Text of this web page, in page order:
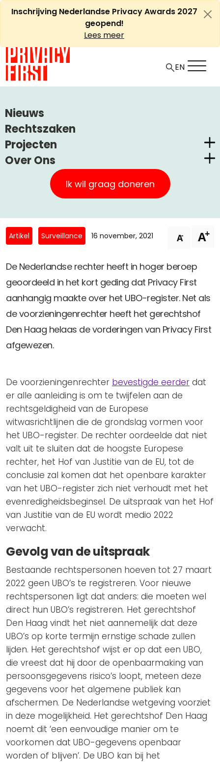
Ga
naarInschrijving Nederlandse Privacy Awards 2027
geopend!
Lees meer
Nieuws
Rechtszaken
Projecten
Nederlandse Privacy Awards
Claimstichting CUIC
PrivacyWijzer
Privacy Coalitie
PSD2-me-niet
Over Ons
Privacy First
Onze Successen
Kom in actie
Nieuwsbrieven
Privacybeleid
ANBI Status
Playlist
Ik wil graag doneren
EN
GERECHTSHOF: UBO’S KUNNEN ZELF OM AFSCHERMING
VRAGEN
Gerechtshof: UBO’s kunnen
zelf om afscherming
vragen
Artikel Surveillance 16 november, 2021 A- A+
De Nederlandse rechter heeft in hoger beroep
geoordeeld in het kort geding dat Privacy First
aanhangig maakte over het UBO-register. Net als
de voorzieningenrechter heeft het gerechtshof
Den Haag helaas de vorderingen van Privacy First
afgewezen.
De voorzieningenrechter bevestigde eerder dat
er alle aanleiding is om te twijfelen aan de
rechtsgeldigheid van de Europese
witwasrichtlijnen die de grondslag vormen voor
het UBO-register. De rechter oordeelde dat niet
valt uit te sluiten dat de hoogste Europese
rechter, het Hof van Justitie van de EU, tot de
conclusie zal komen dat het openbare karakter
van het UBO-register zich niet verhoudt met het
evenredigheidsbeginsel. De uitspraak van het Hof
van Justitie van de EU wordt medio 2022
verwacht.
Gevolg van de uitspraak
Bestaande rechtspersonen hoeven tot 27 maart
2022 geen UBO’s te registreren. Voor nieuwe
rechtspersonen ligt dat anders: die moeten wel
direct hun UBO’s registreren. Het gerechtshof
Den Haag vindt het niet aannemelijk dat deze
UBO’s op korte termijn ernstige schade zullen
lijden. Het gerechtshof wijst er op dat een UBO,
die vreest dat hij door de openbaarmaking van
persoonsgegevens risico’s loopt, meteen deze
gegevens voor het algemene publiek kan
afschermen. De Nederlandse wetgeving voorziet
in deze mogelijkheid. Het gerechtshof Den Haag
noemt dit ‘een eenvoudige manier om te
voorkomen dat UBO-gegevens openbaar
worden of blijven’. De UBO kan bij het